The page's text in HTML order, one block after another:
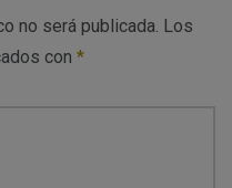
no será publicada. Los
con *